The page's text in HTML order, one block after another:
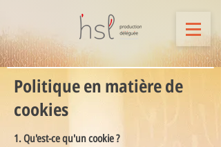
Politique en matière de
cookies
1. Qu'est-ce qu'un cookie ?